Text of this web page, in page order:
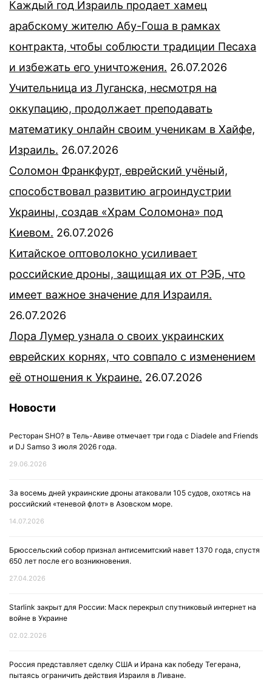
Каждый год Израиль продает хамец
арабскому жителю Абу-Гоша в рамках
контракта, чтобы соблюсти традиции Песаха
и избежать его уничтожения. 26.07.2026
Учительница из Луганска, несмотря на
оккупацию, продолжает преподавать
математику онлайн своим ученикам в Хайфе,
Израиль. 26.07.2026
Соломон Франкфурт, еврейский учёный,
способствовал развитию агроиндустрии
Украины, создав «Храм Соломона» под
Киевом. 26.07.2026
Китайское оптоволокно усиливает
российские дроны, защищая их от РЭБ, что
имеет важное значение для Израиля.
26.07.2026
Лора Лумер узнала о своих украинских
еврейских корнях, что совпало с изменением
её отношения к Украине. 26.07.2026
Новости
Ресторан SHO? в Тель-Авиве отмечает три года с Diadele and Friends
и DJ Samso 3 июля 2026 года.
29.06.2026
За восемь дней украинские дроны атаковали 105 судов, охотясь на
российский «теневой флот» в Азовском море.
14.07.2026
Брюссельский собор признал антисемитский навет 1370 года, спустя
650 лет после его возникновения.
27.04.2026
Starlink закрыт для России: Маск перекрыл спутниковый интернет на
войне в Украине
02.02.2026
Россия представляет сделку США и Ирана как победу Тегерана,
пытаясь ограничить действия Израиля в Ливане.